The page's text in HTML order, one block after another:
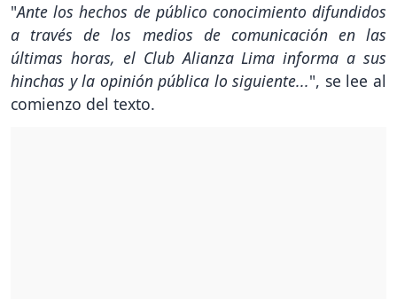
"Ante los hechos de público conocimiento difundidos
a través de los medios de comunicación en las
últimas horas, el Club Alianza Lima informa a sus
hinchas y la opinión pública lo siguiente...", se lee al
comienzo del texto.